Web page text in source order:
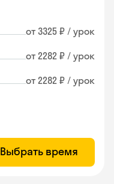
от 3325 ₽ / урок
от 2282 ₽ / урок
от 2282 ₽ / урок
Выбрать время